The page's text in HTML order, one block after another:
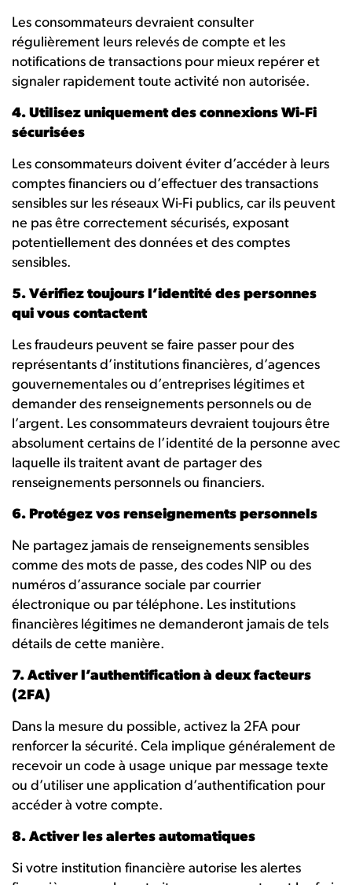
Les consommateurs devraient consulter
régulièrement leurs relevés de compte et les
notifications de transactions pour mieux repérer et
signaler rapidement toute activité non autorisée.
4. Utilisez uniquement des connexions Wi-Fi
sécurisées
Les consommateurs doivent éviter d’accéder à leurs
comptes financiers ou d’effectuer des transactions
sensibles sur les réseaux Wi-Fi publics, car ils peuvent
ne pas être correctement sécurisés, exposant
potentiellement des données et des comptes
sensibles.
5. Vérifiez toujours l’identité des personnes
qui vous contactent
Les fraudeurs peuvent se faire passer pour des
représentants d’institutions financières, d’agences
gouvernementales ou d’entreprises légitimes et
demander des renseignements personnels ou de
l’argent. Les consommateurs devraient toujours être
absolument certains de l’identité de la personne avec
laquelle ils traitent avant de partager des
renseignements personnels ou financiers.
6. Protégez vos renseignements personnels
Ne partagez jamais de renseignements sensibles
comme des mots de passe, des codes NIP ou des
numéros d’assurance sociale par courrier
électronique ou par téléphone. Les institutions
financières légitimes ne demanderont jamais de tels
détails de cette manière.
7. Activer l’authentification à deux facteurs
(2FA)
Dans la mesure du possible, activez la 2FA pour
renforcer la sécurité. Cela implique généralement de
recevoir un code à usage unique par message texte
ou d’utiliser une application d’authentification pour
accéder à votre compte.
8. Activer les alertes automatiques
Si votre institution financière autorise les alertes